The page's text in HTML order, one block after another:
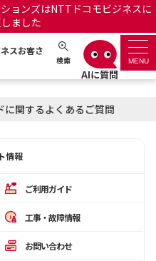
ョンズはNTTドコモビジネスに
ました
スお客さ
検索 MENU
ポート 日本語 English
サポートサイトの使い方
工事・故障情報通知サー
に関するよくあるご質問
情報
ご利用ガイド
工事・故障情報
お問い合わせ